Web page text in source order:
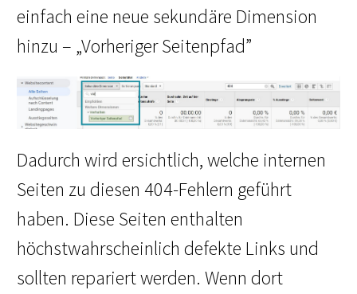
einfach eine neue sekundäre Dimension
hinzu – „Vorheriger Seitenpfad”
Dadurch wird ersichtlich, welche internen
Seiten zu diesen 404-Fehlern geführt
haben. Diese Seiten enthalten
höchstwahrscheinlich defekte Links und
sollten repariert werden. Wenn dort